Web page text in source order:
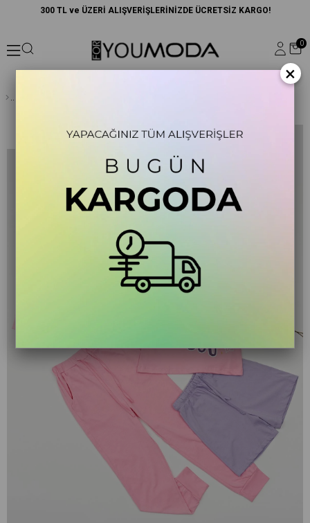
300 TL ve ÜZERİ ALIŞVERİŞLERİNİZDE ÜCRETSİZ KARGO!
0
×